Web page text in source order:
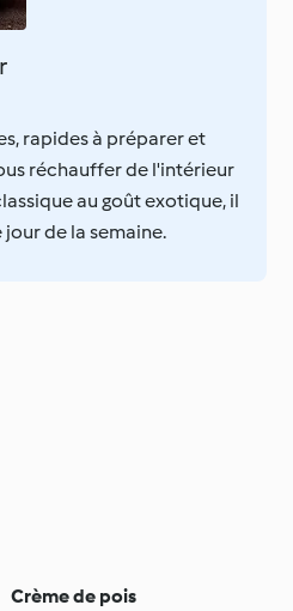
rapides à préparer et
réchauffer de l'intérieur
au goût exotique, il
de la semaine.
Crème de pois